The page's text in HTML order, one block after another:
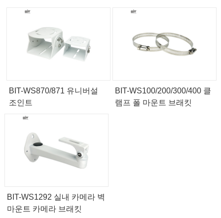
BIT-WS870/871 유니버설
조인트
BIT-WS100/200/300/400 클
램프 폴 마운트 브래킷
BIT-WS1292 실내 카메라 벽
마운트 카메라 브래킷